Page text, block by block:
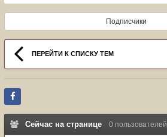
Подписчики
ПЕРЕЙТИ К СПИСКУ ТЕМ
Сейчас на странице 0 пользователей